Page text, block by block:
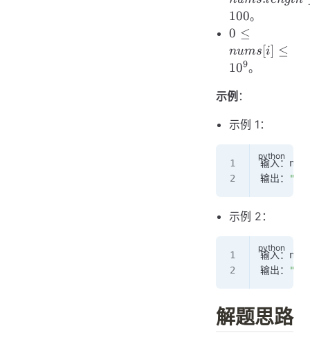
\le 100
100。
0 \le
nums[i]
\le
0 ≤
nums[i] ≤
109。
示例 ：
示例 1：
输入：
输出：
示例 2：
输入：
输出：
解题思路